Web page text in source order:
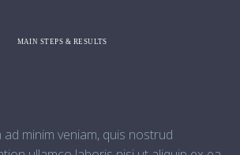
MAIN STEPS & RESULTS
ad minim veniam, quis nostrud